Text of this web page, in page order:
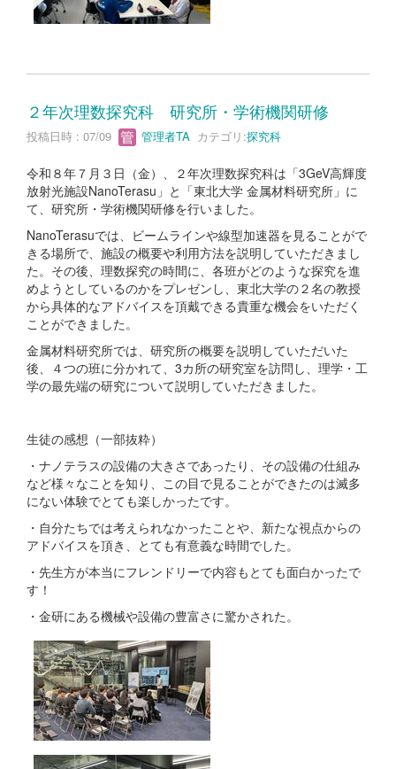
２年次理数探究科 研究所・学術機関研修
投稿日時 : 07/09 管理者TA カテゴリ:探究科
令和８年７月３日（金）、２年次理数探究科は「3GeV高輝度
放射光施設NanoTerasu」と「東北大学 金属材料研究所」に
て、研究所・学術機関研修を行いました。
NanoTerasuでは、ビームラインや線型加速器を見ることがで
きる場所で、施設の概要や利用方法を説明していただきまし
た。その後、理数探究の時間に、各班がどのような探究を進
めようとしているのかをプレゼンし、東北大学の２名の教授
から具体的なアドバイスを頂戴できる貴重な機会をいただく
ことができました。
金属材料研究所では、研究所の概要を説明していただいた
後、４つの班に分かれて、3カ所の研究室を訪問し、理学・工
学の最先端の研究について説明していただきました。
生徒の感想（一部抜粋）
・ナノテラスの設備の大きさであったり、その設備の仕組み
など様々なことを知り、この目で見ることができたのは滅多
にない体験でとても楽しかったです。
・自分たちでは考えられなかったことや、新たな視点からの
アドバイスを頂き、とても有意義な時間でした。
・先生方が本当にフレンドリーで内容もとても面白かったで
す！
・金研にある機械や設備の豊富さに驚かされた。